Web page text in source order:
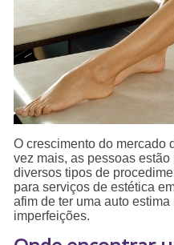
O crescimento do mercado
vez mais, as pessoas
diversos tipos de
para serviços de estética
afim de ter uma auto
imperfeições.